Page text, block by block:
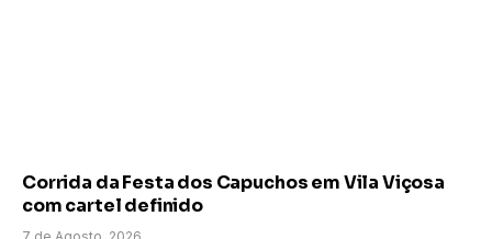
Corrida da Festa dos Capuchos em Vila Viçosa
com cartel definido